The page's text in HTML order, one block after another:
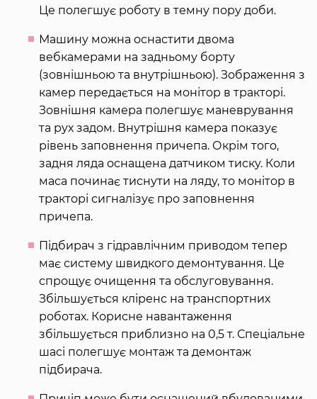
Це полегшує роботу в темну пору доби.
Машину можна оснастити двома
вебкамерами на задньому борту
(зовнішньою та внутрішньою). Зображення з
камер передається на монітор в тракторі.
Зовнішня камера полегшує маневрування
та рух задом. Внутрішня камера показує
рівень заповнення причепа. Окрім того,
задня ляда оснащена датчиком тиску. Коли
маса починає тиснути на ляду, то монітор в
тракторі сигналізує про заповнення
причепа.
Підбирач з гідравлічним приводом тепер
має систему швидкого демонтування. Це
спрощує очищення та обслуговування.
Збільшується кліренс на транспортних
роботах. Корисне навантаження
збільшується приблизно на 0,5 т. Спеціальне
шасі полегшує монтаж та демонтаж
підбирача.